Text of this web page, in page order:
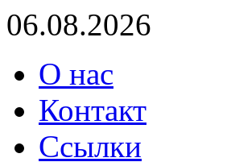
06.08.2026
О нас
Контакт
Ссылки